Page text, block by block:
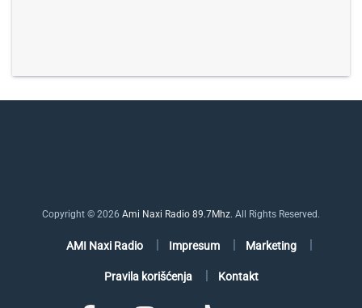
Copyright © 2026 Ami Naxi Radio 89.7Mhz. All Rights Reserved.
AMI Naxi Radio Impresum Marketing
Pravila korišćenja Kontakt